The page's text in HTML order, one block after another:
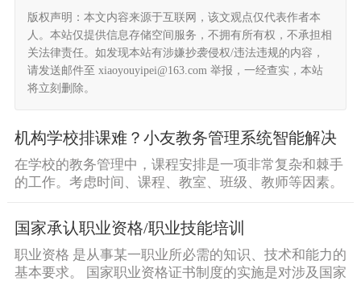
版权声明：本文内容来源于互联网，该文观点仅代表作者本
人。本站仅提供信息存储空间服务，不拥有所有权，不承担相
关法律责任。如发现本站有涉嫌抄袭侵权/违法违规的内容，
请发送邮件至 xiaoyouyipei@163.com 举报，一经查实，本站
将立刻删除。
机构学校排课难？小友教务管理系统智能解决
在学校的教务管理中，课程安排是一项非常复杂和棘手
的工作。考虑时间、课程、教室、班级、教师等因素。
国家承认职业资格/职业技能培训
职业资格 是从事某一职业所必需的知识、技术和能力的
基本要求。 国家职业资格证书制度的实施是对涉及国家